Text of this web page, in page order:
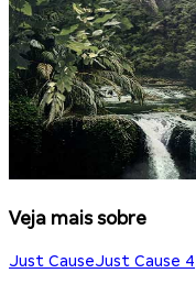
Veja mais sobre
Just CauseJust Cause 4